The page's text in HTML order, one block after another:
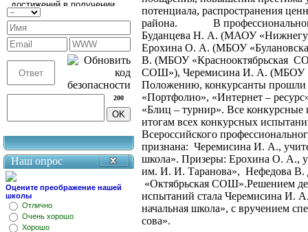
200
Наш опрос
Оцените преображение нашей
школы
Отлично
Очень хорошо
Хорошо
потенциала, распространения
района.
В
Буданцева Н. А. (МАОУ
Ерохина О. А. (МБОУ
В. (МБОУ «Краснооктябрьская
СОШ»), Черемисина И. А. (МБОУ
Положению, конкурсанты прошли
«Портфолио», «Интернет –
«Блиц – турнир». Все конкурсные
итогам всех конкурсных
Всероссийского
признана: Черемисина И. А.,
школа». Призеры: Ерохина О. А.,
им. И. И. Таранова», Нефедова В.
«Октябрьская СОШ».Решением
испытаний стала Черемисина И.
начальная школа», с вручением
сова».